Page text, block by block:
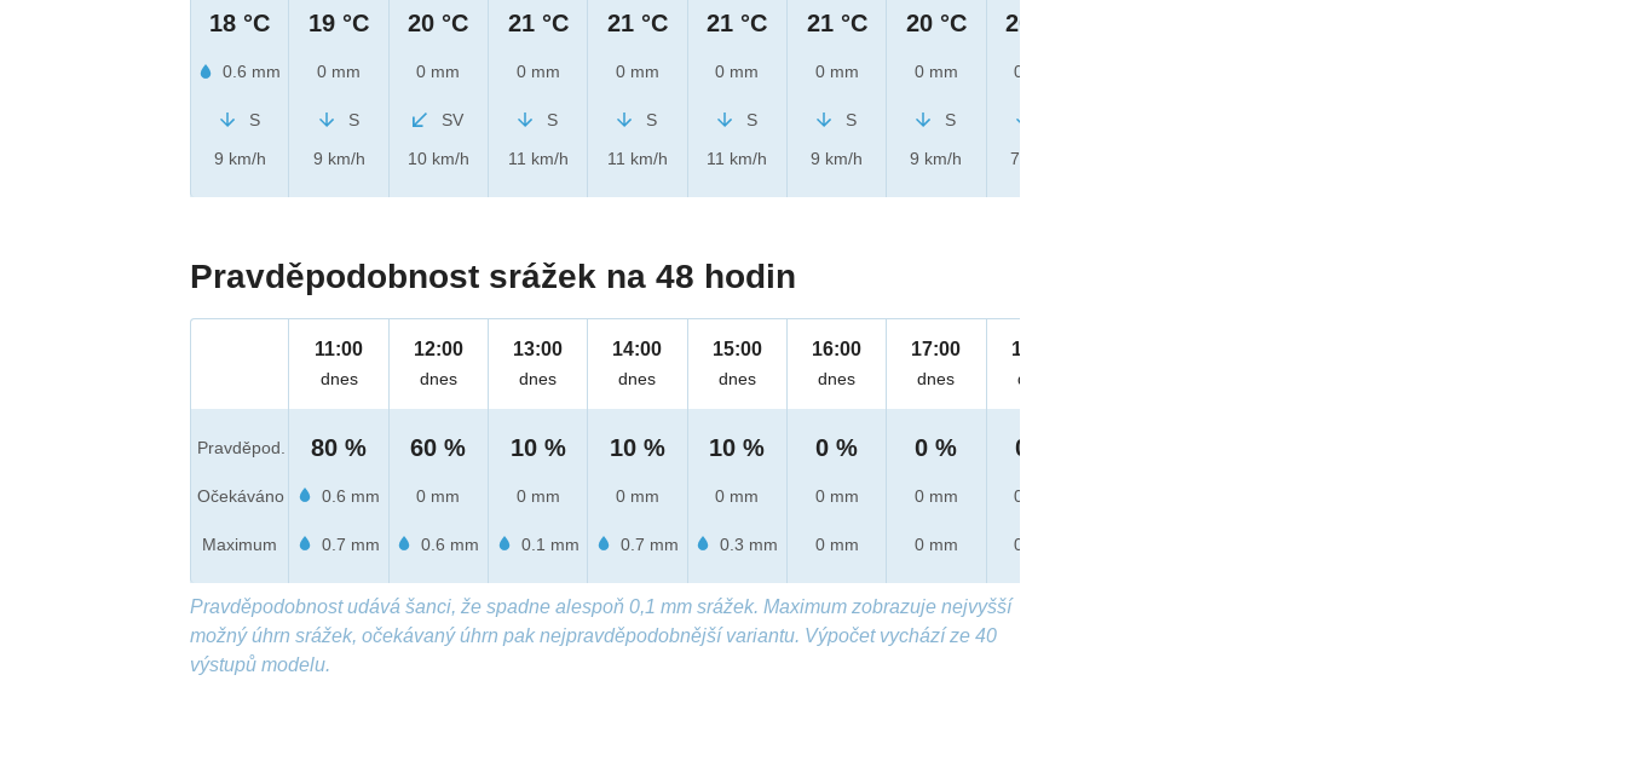
18 °C
0.6 mm
S
9 km/h
19 °C
0 mm
S
9 km/h
20 °C
0 mm
SV
10 km/h
21 °C
0 mm
S
11 km/h
21 °C
0 mm
S
11 km/h
21 °C
0 mm
S
11 km/h
21 °C
0 mm
S
9 km/h
20 °C
0 mm
S
9 km/h
20 °C
0 mm
7 km/h
Pravděpodobnost srážek na 48 hodin
Pravděpod.
Očekáváno
Maximum
11:00
dnes
80 %
0.6 mm
0.7 mm
12:00
dnes
60 %
0 mm
0.6 mm
13:00
dnes
10 %
0 mm
0.1 mm
14:00
dnes
10 %
0 mm
0.7 mm
15:00
dnes
10 %
0 mm
0.3 mm
16:00
dnes
0 %
0 mm
0 mm
17:00
dnes
0 %
0 mm
0 mm
18:00
dnes
0 %
0 mm
0 mm
Pravděpodobnost udává šanci, že spadne alespoň 0,1 mm srážek. Maximum zobrazuje nejvyšší
možný úhrn srážek, očekávaný úhrn pak nejpravděpodobnější variantu. Výpočet vychází ze 40
výstupů modelu.